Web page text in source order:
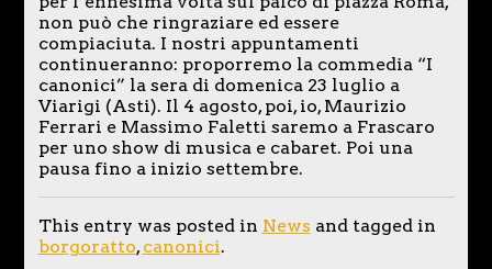
non può che ringraziare ed essere
compiaciuta. I nostri appuntamenti
continueranno: proporremo la commedia “I
canonici” la sera di domenica 23 luglio a
Viarigi (Asti). Il 4 agosto, poi, io, Maurizio
Ferrari e Massimo Faletti saremo a Frascaro
per uno show di musica e cabaret. Poi una
pausa fino a inizio settembre.
This entry was posted in News and tagged in
borgoratto,canonici.